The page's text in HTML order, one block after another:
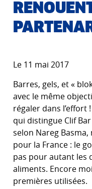
Le 11 mai 2017
Barres, gels, et «
avec le même
régaler dans l’effort
qui distingue Clif
selon Nareg
pour la France : le
pas pour autant les
aliments. Encore
premières utilisées.